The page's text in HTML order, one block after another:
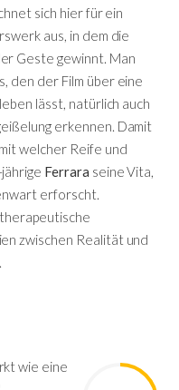
sich hier für ein
aus, in dem die
Geste gewinnt. Man
den der Film über eine
lässt, natürlich auch
erkennen. Damit
welcher Reife und
Ferrara seine Vita,
erforscht.
zwischen Realität und
wie eine